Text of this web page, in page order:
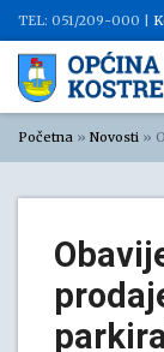
TEL: 051/209-000 |
Početna » Novosti »